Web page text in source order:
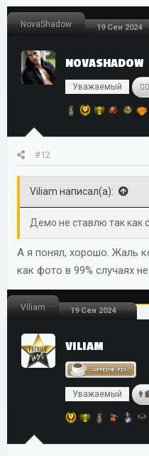
NovaShadow 19 Сен 2024
NOVASHADOW
Уважаемый
#12
Viliam написал(а):
Демо не ставлю так как
А я понял, хорошо. Жаль
как фото в 99% случаях
Viliam 19 Сен 2024
VILIAM
Уважаемый